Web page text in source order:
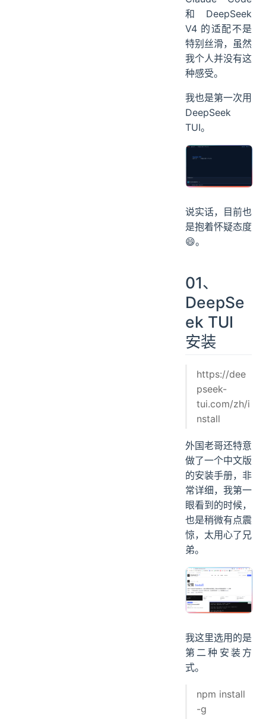
和 DeepSeek
V4 的适配不是
特别丝滑，虽然
我个人并没有这
种感受。
我也是第一次用
DeepSeek
TUI。
说实话，目前也
是抱着怀疑态度
😄。
01、
DeepSe
ek TUI
安装
https://dee
pseek-
tui.com/zh/i
nstall
外国老哥还特意
做了一个中文版
的安装手册，非
常详细，我第一
眼看到的时候，
也是稍微有点震
惊，太用心了兄
弟。
我这里选用的是
第二种安装方
式。
npm install
-g